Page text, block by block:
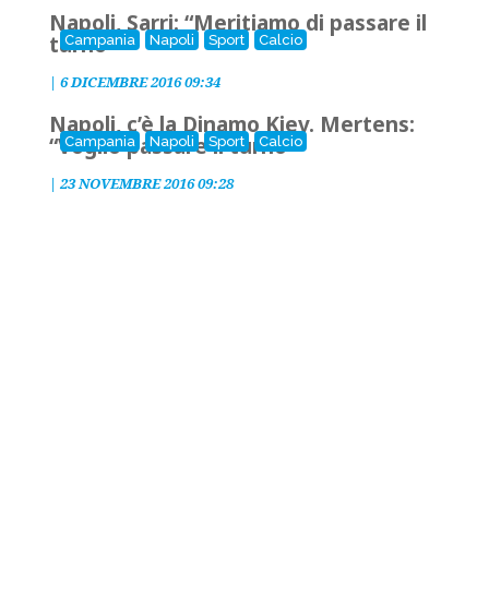
Campania Napoli Sport Calcio
Napoli, Sarri: “Meritiamo di passare il
turno”
| 6 DICEMBRE 2016 09:34
Campania Napoli Sport Calcio
Napoli, c’è la Dinamo Kiev. Mertens:
“Voglio passare il turno”
| 23 NOVEMBRE 2016 09:28